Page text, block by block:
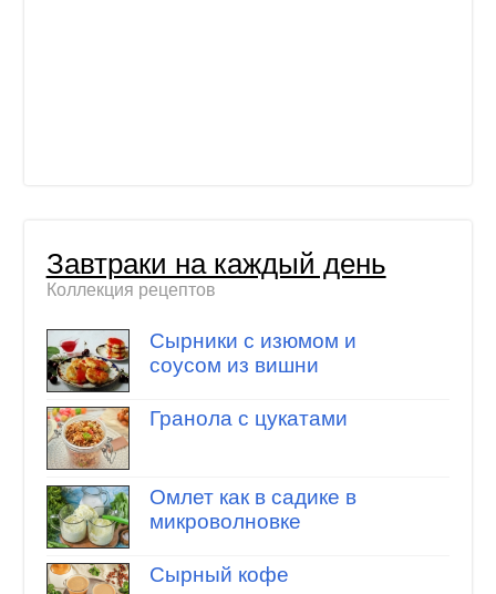
Завтраки на каждый день
Коллекция рецептов
Сырники с изюмом и
соусом из вишни
Гранола с цукатами
Омлет как в садике в
микроволновке
Сырный кофе